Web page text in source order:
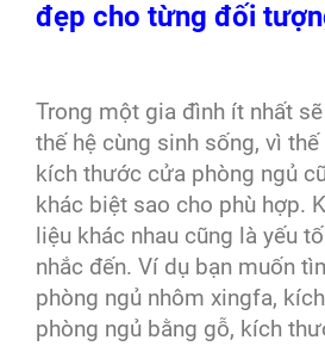
đẹp cho từng đối
Trong một gia đình ít nhất
thế hệ cùng sinh sống, vì
kích thước cửa phòng ngủ
khác biệt sao cho phù hợp.
liệu khác nhau cũng là yếu
nhắc đến. Ví dụ bạn muốn
phòng ngủ nhôm xingfa,
phòng ngủ bằng gỗ, kích